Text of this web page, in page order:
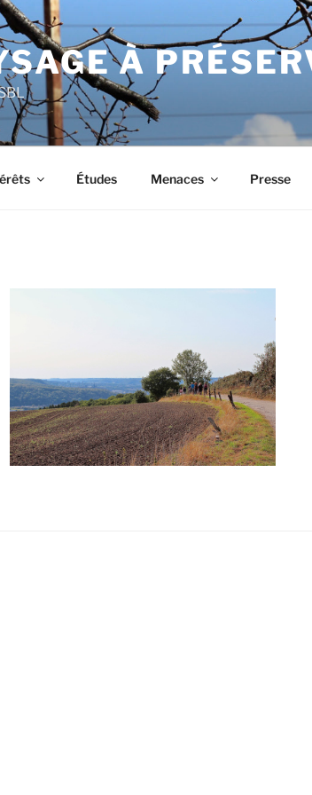
À
Études Menaces Presse